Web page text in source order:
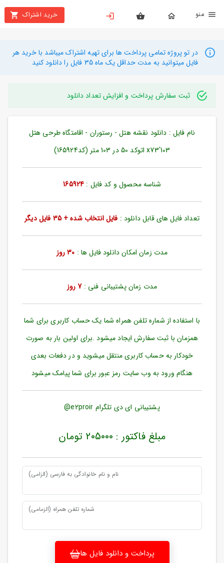
خرید اشتراک
بستن
محصولات
تهیه
راهنما
دانلود
ورود
به
بازیابی
رمز
مندی
ها
در تو پروژه تمامی پرداخت ها برای تهیه اشتراک میباشد با خرید هر
فایل میتوانید به مدت حداقل یک ماه 35 فایل را دانلود کنید
ثبت سفارش پرداخت و افزایش تعداد دانلود
نام فایل : دانلود نقشه هتل - رستوران - اقامتگاه طرحی هتل
103'x73 اتوکد 50 در 103 متر (کد165924)
شناسه محصول و کد فایل : 165924
تعداد فایل های قابل دانلود : فایل انتخاب شده + 35 فایل دیگر
مدت زمان امکان دانلود فایل ها : 30 روز
مدت زمان پشتیبانی فنی :7 روز
با استفاده از شماره تلفن همراه شما یک حساب کاربری برای شما
همزمان با ثبت سفارش ایجاد میشود .برای اولین بار به صورت
خودکار به حساب کاربری منتقل میشوید و در دفعات بعدی
هنگام ورود به وب سایت رمز عبور برای شما پیامک میشود
پشتیبانی ای دی تلگرام e2proir@
مبلغ فاکتور : 205000 تومان
نام و نام خانوادگی به فارسی (الزامی)
شماره تلفن همراه (الزمامی)
پرداخت و دانلود فایل ها